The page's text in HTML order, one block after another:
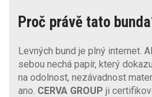
Proč právě tato
Levných bund je plný internet.
sebou nechá papír, který
na odolnost, nezávadnost
ano. CERVA GROUP ji